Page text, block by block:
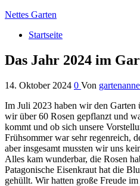
Nettes Garten
Startseite
Das Jahr 2024 im
14. Oktober 2024 0 Von
Im Juli 2023 haben wir den Garten
wir über 60 Rosen gepflanzt und
kommt und ob sich unsere
Frühsommer war sehr regenreich,
aber insgesamt mussten wir uns
Alles kam wunderbar, die Rosen
Patagonische Eisenkraut hat die
gehüllt. Wir hatten große Freude